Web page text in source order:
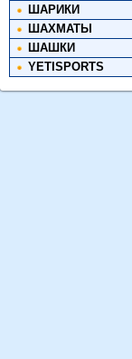
ШАРИКИ
ШАХМАТЫ
ШАШКИ
YETISPORTS